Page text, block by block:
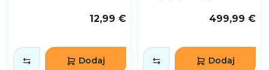
12,99 €
Dodaj
499,99 €
Dodaj